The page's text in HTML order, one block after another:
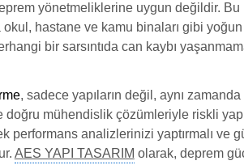
yönetmeliklerine uygun değildir.
okul, hastane ve kamu binaları gibi
bir sarsıntıda can kaybı
, sadece yapıların değil, aynı
mühendislik çözümleriyle riskli
performans analizlerinizi yaptırmalı ve
AES YAPI TASARIM olarak, deprem